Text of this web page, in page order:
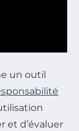
un outil
et d’évaluer